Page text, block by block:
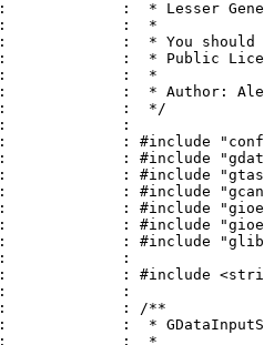
:  * Lesser
:  *
:  * You
:  * Public
:  *
:  * Author:
:  */
:
: #include
: #include
: #include
: #include
: #include
: #include
: #include
:
: #include
:
: /**
:  *
:  *